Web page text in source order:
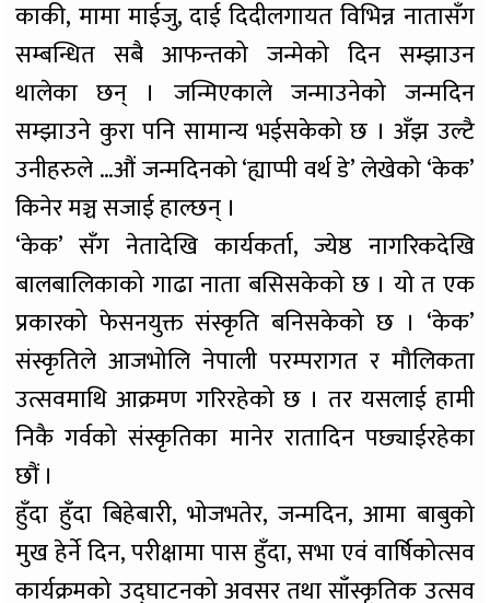
काकी, मामा माईजु, दाई दिदीलगायत विभिन्न नातासँग
सम्बन्धित सबै आफन्तको जन्मेको दिन सम्झाउन
थालेका छन् । जन्मिएकाले जन्माउनेको जन्मदिन
सम्झाउने कुरा पनि सामान्य भईसकेको छ । अँझ उल्टै
उनीहरुले …औं जन्मदिनको ‘ह्याप्पी वर्थ डे’ लेखेको ‘केक’
किनेर मञ्च सजाई हाल्छन् ।
‘केक’ सँग नेतादेखि कार्यकर्ता, ज्येष्ठ नागरिकदेखि
बालबालिकाको गाढा नाता बसिसकेको छ । यो त एक
प्रकारको फेसनयुक्त संस्कृति बनिसकेको छ । ‘केक’
संस्कृतिले आजभोलि नेपाली परम्परागत र मौलिकता
उत्सवमाथि आक्रमण गरिरहेको छ । तर यसलाई हामी
निकै गर्वको संस्कृतिका मानेर रातादिन पछ्याईरहेका
छौं ।
हुँदा हुँदा बिहेबारी, भोजभतेर, जन्मदिन, आमा बाबुको
मुख हेर्ने दिन, परीक्षामा पास हुँदा, सभा एवं वार्षिकोत्सव
कार्यक्रमको उद्घाटनको अवसर तथा साँस्कृतिक उत्सव